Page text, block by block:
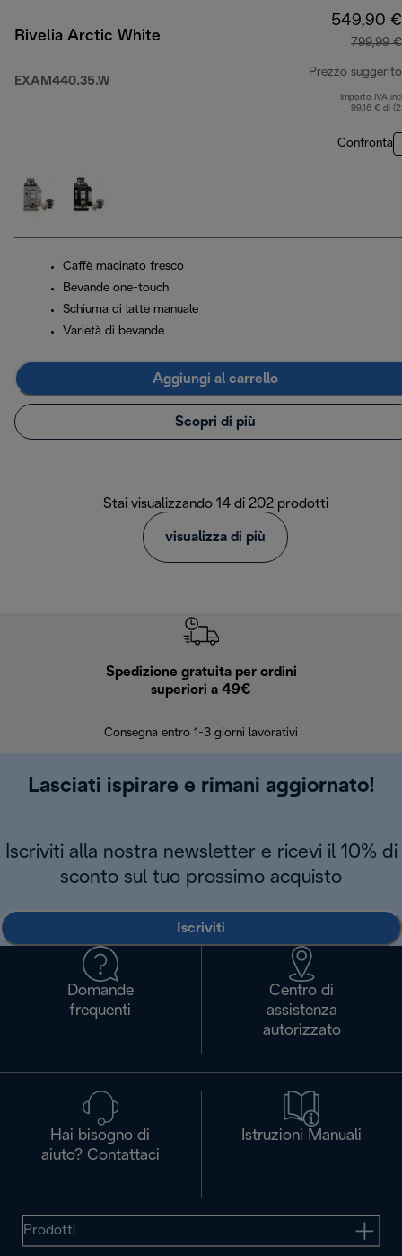
Rivelia Arctic White
EXAM440.35.W
549,90 €
799,99 €
Prezzo suggerito
Importo IVA
99,16 € di
Confronta
Caffè macinato fresco
Bevande one-touch
Schiuma di latte manuale
Varietà di bevande
Aggiungi al carrello
Scopri di più
Stai visualizzando 14 di 202 prodotti
visualizza di più
Spedizione gratuita per ordini
superiori a 49€
Consegna entro 1-3 giorni lavorativi
Lasciati ispirare e rimani aggiornato!
Iscriviti alla nostra newsletter e ricevi il 10% di
sconto sul tuo prossimo acquisto
Iscriviti
Domande
frequenti
Centro di
assistenza
autorizzato
Hai bisogno di
aiuto? Contattaci
Istruzioni Manuali
Prodotti